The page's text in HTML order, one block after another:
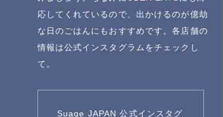
応してくれているので、出かけるのが億劫
な日のごはんにもおすすめです。各店舗の
情報は公式インスタグラムをチェックし
て。
Suage JAPAN 公式インスタグ